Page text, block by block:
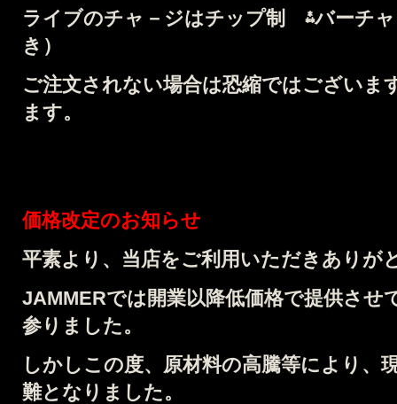
ライブのチャ－ジはチップ制 ⁂バーチ
き）
ご注文されない場合は恐縮ではございま
ます。
価格改定のお知らせ
平素より、当店をご利用いただきありが
JAMMERでは開業以降低価格で提供させ
参りました。
しかしこの度、原材料の高騰等により、
難となりました。